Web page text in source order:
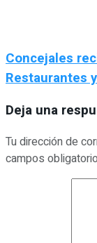
Concejales
Restaurantes
Deja una
Tu dirección de
campos